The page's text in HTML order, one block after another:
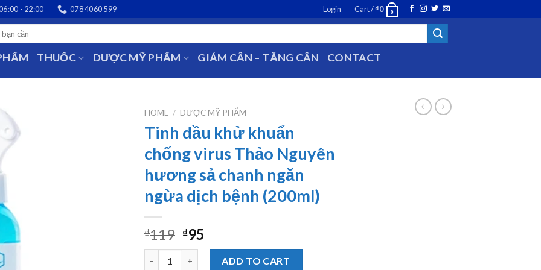
- 22:00 078 4060 599 Login Cart /₫0 0
THUỐC DƯỢC MỸ PHẨM GIẢM CÂN – TĂNG CÂN CONTACT
HOME / DƯỢC MỸ PHẨM
Tinh dầu khử khuẩn
chống virus Thảo Nguyên
hương sả chanh ngăn
ngừa dịch bệnh (200ml)
₫119 ₫95
ADD TO CART